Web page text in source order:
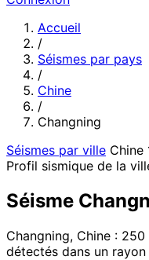
Accueil
/
Séismes par pays
/
Chine
/
Changning
Séismes par ville Chine
Profil sismique de la
Séisme
Changning, Chine :
détectés dans un rayon